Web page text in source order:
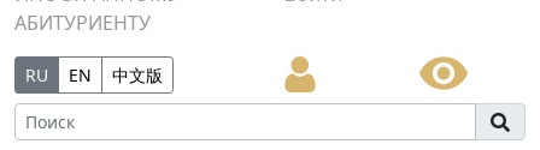
АБИТУРИЕНТУ
RU EN 中文版